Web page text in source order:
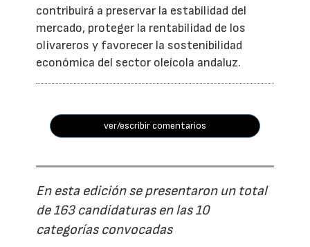
contribuirá a preservar la estabilidad del
mercado, proteger la rentabilidad de los
olivareros y favorecer la sostenibilidad
económica del sector oleícola andaluz.
ver/escribir comentarios
En esta edición se presentaron un total
de 163 candidaturas en las 10
categorías convocadas